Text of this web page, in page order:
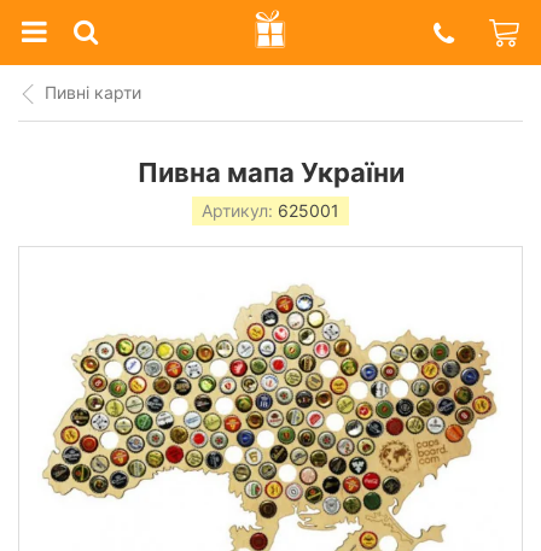
Prazdnik
Shop
Пивні карти
Пивна мапа України
Артикул: 625001